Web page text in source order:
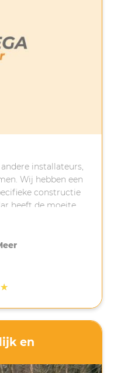
installateurs,
Wij hebben een
constructie
heeft de moeite
vorige
heeft Mega Solar
ben goed op de
Als nu ook de
helemaal goed!
★
en